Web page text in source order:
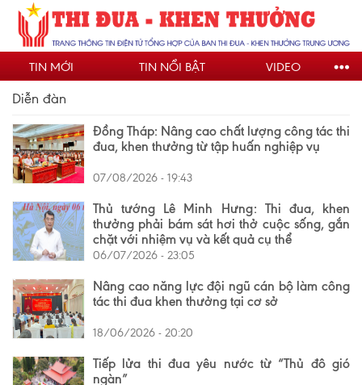
Nhảy
đến
nội
dungTIN MỚI TIN NỔI BẬT VIDEO
Diễn đàn
Đồng Tháp: Nâng cao chất lượng công tác thi
đua, khen thưởng từ tập huấn nghiệp vụ
07/08/2026 - 19:43
Thủ tướng Lê Minh Hưng: Thi đua, khen
thưởng phải bám sát hơi thở cuộc sống, gắn
chặt với nhiệm vụ và kết quả cụ thể
06/07/2026 - 23:05
Nâng cao năng lực đội ngũ cán bộ làm công
tác thi đua khen thưởng tại cơ sở
18/06/2026 - 20:20
Tiếp lửa thi đua yêu nước từ “Thủ đô gió
ngàn”